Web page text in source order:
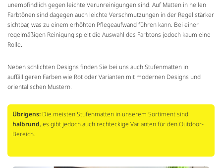
unempfindlich gegen leichte Verunreinigungen sind. Auf Matten in hellen
Farbtönen sind dagegen auch leichte Verschmutzungen in der Regel stärker
sichtbar, was zu einem erhöhten Pflegeaufwand führen kann. Bei einer
regelmäßigen Reinigung spielt die Auswahl des Farbtons jedoch kaum eine
Rolle.
Neben schlichten Designs finden Sie bei uns auch Stufenmatten in
auffälligeren Farben wie Rot oder Varianten mit modernen Designs und
orientalischen Mustern.
Übrigens: Die meisten Stufenmatten in unserem Sortiment sind
halbrund, es gibt jedoch auch rechteckige Varianten für den Outdoor-
Bereich.